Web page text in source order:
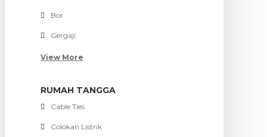
Bor
Gergaji
View More
RUMAH TANGGA
Cable Ties
Colokan Listrik